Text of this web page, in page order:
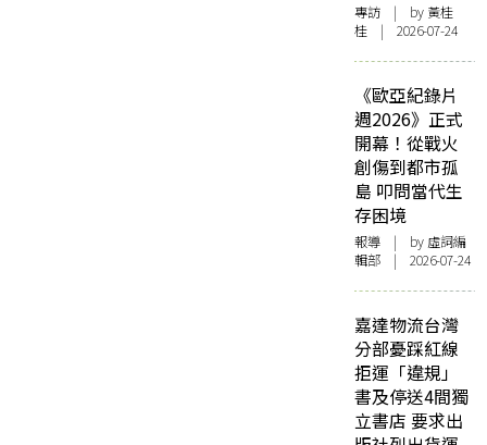
專訪 | by 黃桂
桂 | 2026-07-24
《歐亞紀錄片
週2026》正式
開幕！從戰火
創傷到都市孤
島 叩問當代生
存困境
報導 | by 虛詞編
輯部 | 2026-07-24
嘉達物流台灣
分部憂踩紅線
拒運「違規」
書及停送4間獨
立書店 要求出